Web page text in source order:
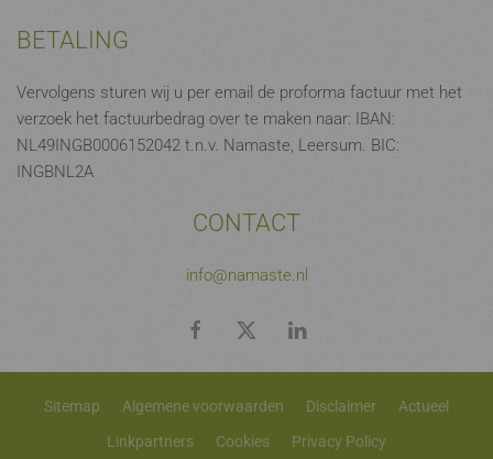
BETALING
Vervolgens sturen wij u per email de proforma factuur met het
verzoek het factuurbedrag over te maken naar: IBAN:
NL49INGB0006152042 t.n.v. Namaste, Leersum. BIC:
INGBNL2A
CONTACT
info@namaste.nl
Sitemap Algemene voorwaarden Disclaimer
Actueel
Linkpartners
Cookies Privacy Policy